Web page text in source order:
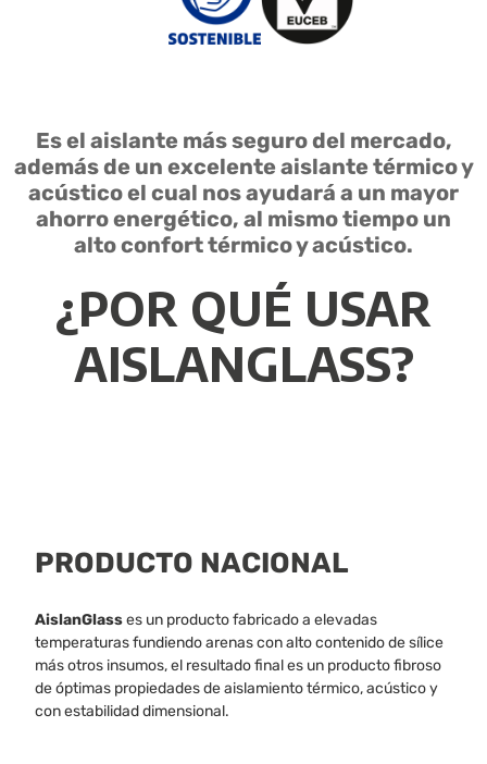
Es el aislante más seguro del mercado,
además de un excelente aislante térmico y
acústico el cual nos ayudará a un mayor
ahorro energético, al mismo tiempo un
alto confort térmico y acústico.
¿POR QUÉ USAR
AISLANGLASS?
PRODUCTO NACIONAL
AislanGlasses un producto fabricado a elevadas
temperaturas fundiendo arenas con alto contenido de sílice
más otros insumos, el resultado final es un producto fibroso
de óptimas propiedades de aislamiento térmico, acústico y
con estabilidad dimensional.